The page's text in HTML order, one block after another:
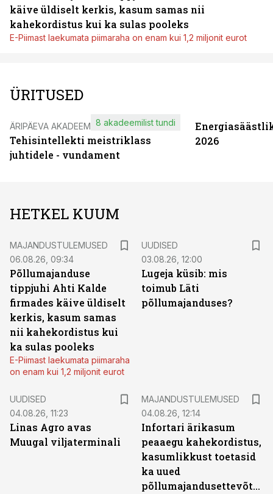
käive üldiselt kerkis, kasum samas nii
kahekordistus kui ka sulas pooleks
E-Piimast laekumata piimaraha on enam kui 1,2 miljonit eurot
ÜRITUSED
ÄRIPÄEVA AKADEEMIA
Tehisintellekti meistriklass
juhtidele - vundament
8 akadeemilist tundi
2026
HETKEL KUUM
MAJANDUSTULEMUSED
06.08.26, 09:34
Põllumajanduse
tippjuhi Ahti Kalde
firmades käive üldiselt
kerkis, kasum samas
nii kahekordistus kui
ka sulas pooleks
E-Piimast laekumata piimaraha
on enam kui 1,2 miljonit eurot
UUDISED
03.08.26, 12:00
Lugeja küsib: mis
toimub Läti
põllumajanduses?
UUDISED
04.08.26, 11:23
Linas Agro avas
Muugal viljaterminali
MAJANDUSTULEMUSED
04.08.26, 12:14
Infortari ärikasum
peaaegu kahekordistus,
kasumlikkust toetasid
ka uued
põllumajandusettevõtted